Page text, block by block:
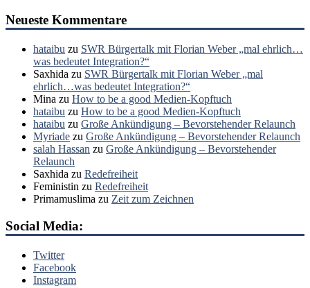
Neueste Kommentare
hataibu zu SWR Bürgertalk mit Florian Weber „mal ehrlich…
was bedeutet Integration?“
Saxhida zu SWR Bürgertalk mit Florian Weber „mal
ehrlich…was bedeutet Integration?“
Mina zu How to be a good Medien-Kopftuch
hataibu zu How to be a good Medien-Kopftuch
hataibu zu Große Ankündigung – Bevorstehender Relaunch
Myriade zu Große Ankündigung – Bevorstehender Relaunch
salah Hassan zu Große Ankündigung – Bevorstehender
Relaunch
Saxhida zu Redefreiheit
Feministin zu Redefreiheit
Primamuslima zu Zeit zum Zeichnen
Social Media:
Twitter
Facebook
Instagram